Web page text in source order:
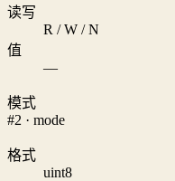
读写
R / W / N
值
—
模式
#2 · mode
格式
uint8